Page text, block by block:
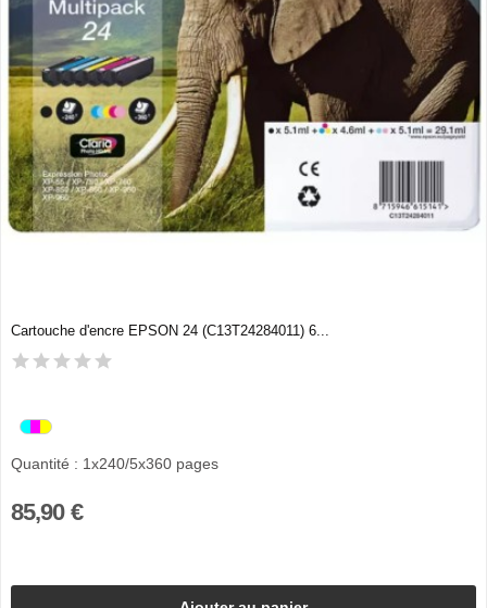
Cartouche d'encre EPSON 24 (C13T24284011) 6...
Quantité : 1x240/5x360 pages
85,90 €